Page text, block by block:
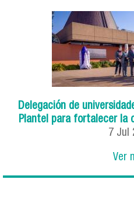
Delegación de
Plantel para fortalecer la
7 Jul
Ver